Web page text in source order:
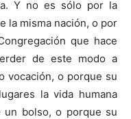
Y no es sólo por la
la misma nación, o por
que hace
de este modo a
vocación, o porque su
la vida humana
un bolso, o porque su